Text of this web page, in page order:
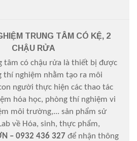
TRUNG TÂM CÓ KỆ, 2
CHẬU RỬA
tâm có chậu rửa là thiết bị được
thí nghiệm nhằm tạo ra môi
người thực hiện các thao tác
hóa học, phòng thí nghiệm vi
môi trường,... sản phẩm sử
về Hóa, sinh, thực phẩm,
– 0932 436 327 để nhận thông